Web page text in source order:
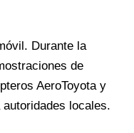
Durante la
de
AeroToyota y
locales.